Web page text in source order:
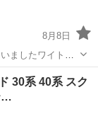
8月8日
ましたワイトレ
ります。 場所
30系 40系 スク
…